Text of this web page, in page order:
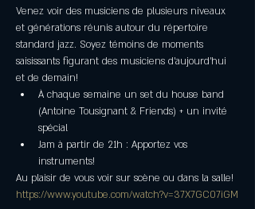
Venez voir des musiciens de plusieurs niveaux
et générations réunis autour du répertoire
standard jazz. Soyez témoins de moments
saisissants figurant des musiciens d’aujourd’hui
et de demain!
À chaque semaine un set du house band
(Antoine Tousignant & Friends) + un invité
spécial
Jam à partir de 21h : Apportez vos
instruments!
Au plaisir de vous voir sur scène ou dans la salle!
https://www.youtube.com/watch?v=37X7GC07iGM